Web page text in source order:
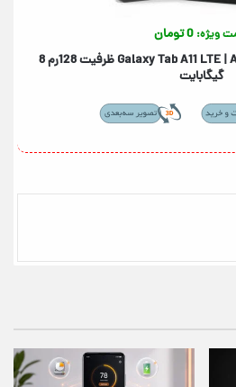
ویژه:0 تومان
گیگابایت